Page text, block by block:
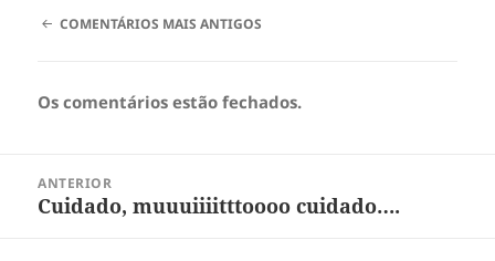
NAVEGAÇÃO
COMENTÁRIOS MAIS ANTIGOS
Os comentários estão fechados.
artigos
ANTERIOR
Artigo
Cuidado, muuuiiiitttoooo cuidado….